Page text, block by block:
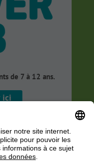
de 7 à 12 ans.
ici